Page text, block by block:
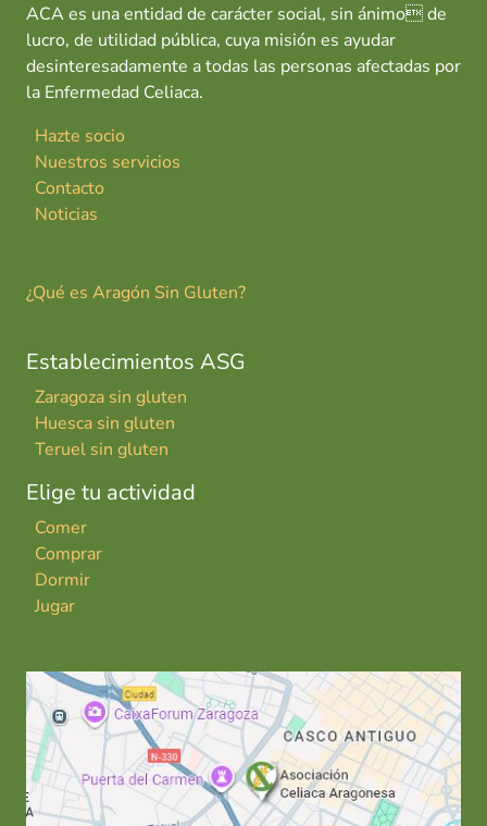
ACA es una entidad de carácter social, sin ánimo de
lucro, de utilidad pública, cuya misión es ayudar
desinteresadamente a todas las personas afectadas por
la Enfermedad Celiaca.
Hazte socio
Nuestros servicios
Contacto
Noticias
¿Qué es Aragón Sin Gluten?
Establecimientos ASG
Zaragoza sin gluten
Huesca sin gluten
Teruel sin gluten
Elige tu actividad
Comer
Comprar
Dormir
Jugar